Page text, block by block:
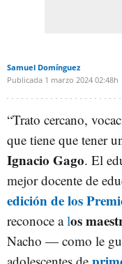
Samuel Domínguez
Publicada 1 marzo 2024 02:48h
“Trato cercano,
que tiene que tener
Ignacio Gago. El
mejor docente de
edición de los
reconoce alos
Nacho — como le